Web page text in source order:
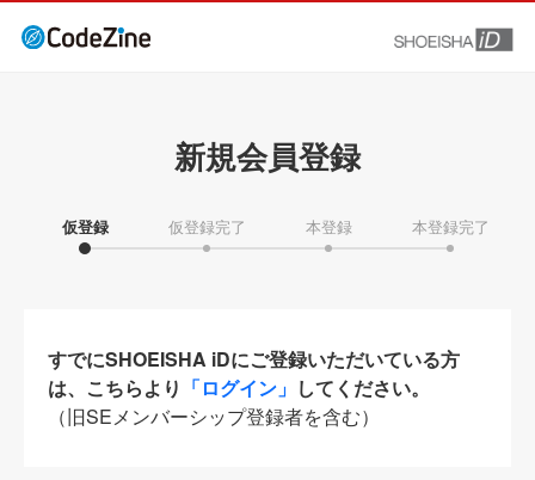
新規会員登録
仮登録 仮登録完了 本登録 本登録完了
すでにSHOEISHA iDにご登録いただいている方
は、こちらより 「ログイン」 してください。
（旧SEメンバーシップ登録者を含む）